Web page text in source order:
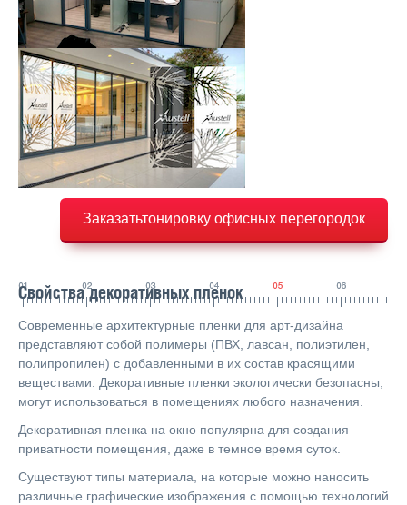
Заказатьтонировку офисных перегородок
Свойства декоративных пленок
Современные архитектурные пленки для арт-дизайна
представляют собой полимеры (ПВХ, лавсан, полиэтилен,
полипропилен) с добавленными в их состав красящими
веществами. Декоративные пленки экологически безопасны,
могут использоваться в помещениях любого назначения.
Декоративная пленка на окно популярна для создания
приватности помещения, даже в темное время суток.
Существуют типы материала, на которые можно наносить
различные графические изображения с помощью технологий